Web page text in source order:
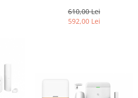
PDPC12P-EG2-WE
610,00 Lei
592,00 Lei